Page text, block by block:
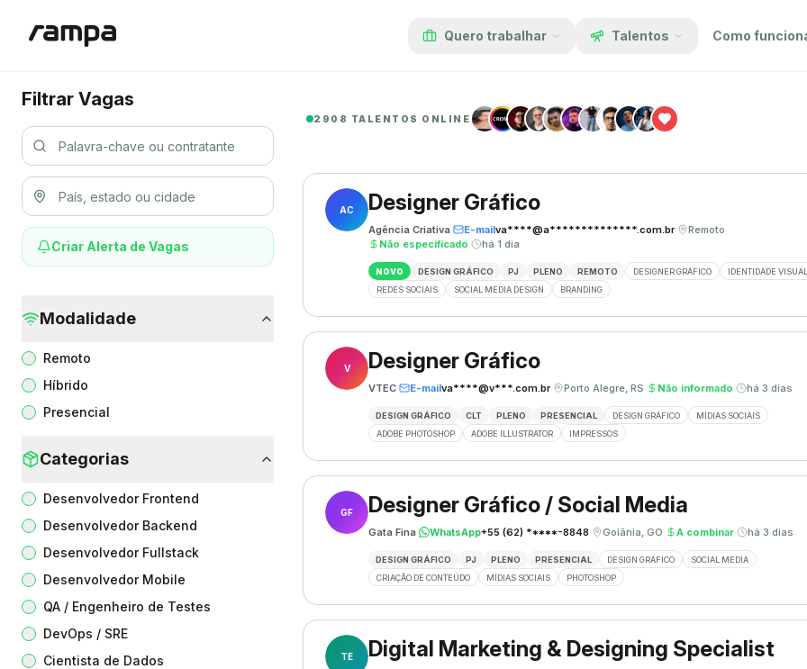
Quero trabalhar Talentos Como
Filtrar Vagas
Criar Alerta de Vagas
Modalidade
Remoto
Híbrido
Presencial
Categorias
Desenvolvedor Frontend
Desenvolvedor Backend
Desenvolvedor Fullstack
Desenvolvedor Mobile
QA / Engenheiro de Testes
DevOps / SRE
Cientista de Dados
2908 TALENTOS ONLINE
AC Designer Gráfico
Agência Criativa· E-mailva****@a**************.com.br· Remoto·
Não especificado· há 1 dia
NOVO DESIGN GRÁFICO PJ PLENO REMOTO DESIGNER GRÁFICO
IDENTIDADE VISUAL
REDES SOCIAIS
SOCIAL MEDIA DESIGN BRANDING
V Designer Gráfico
VTEC· E-mailva****@v***.com.br· Porto Alegre, RS· Não informado· há 3 dias
DESIGN GRÁFICO CLT PLENO PRESENCIAL DESIGN GRÁFICO
MÍDIAS SOCIAIS
ADOBE PHOTOSHOP
ADOBE ILLUSTRATOR IMPRESSOS
GF Designer Gráfico / Social Media
Gata Fina· WhatsApp+55 (62) *****-8848· Goiânia, GO· A combinar· há 3 dias
DESIGN GRÁFICO PJ PLENO PRESENCIAL DESIGN GRÁFICO
SOCIAL MEDIA
CRIAÇÃO DE CONTEÚDO
MÍDIAS SOCIAIS PHOTOSHOP
TE Digital Marketing & Designing Specialist